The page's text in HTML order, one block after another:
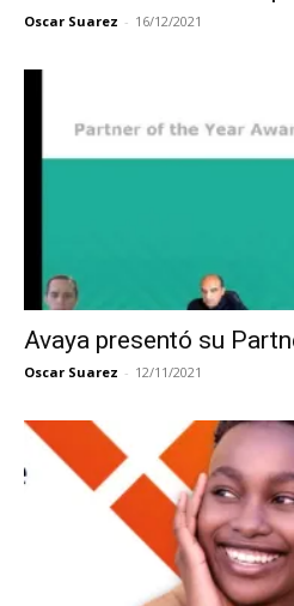
Oscar Suarez - 16/12/2021
Avaya presentó su
Oscar Suarez - 12/11/2021